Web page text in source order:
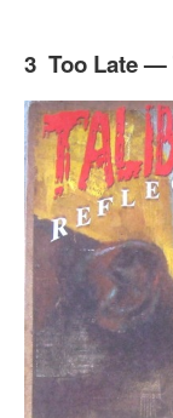
3 Too Late —